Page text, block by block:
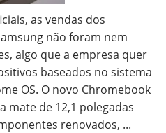
as vendas dos
não foram nem
algo que a empresa quer
baseados no sistema
OS. O novo Chromebook
mate de 12,1 polegadas
renovados, ...